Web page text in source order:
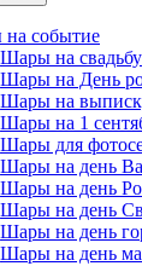
событие
Шары на свадьбу
Шары на День
Шары на
Шары на 1
Шары для
Шары на день
Шары на день
Шары на день
Шары на день
Шары на день